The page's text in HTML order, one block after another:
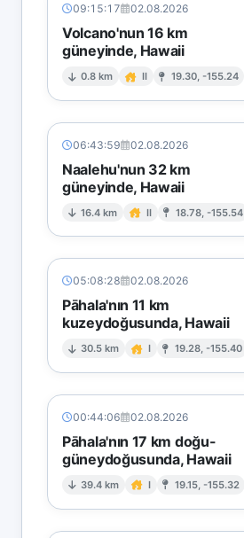
09:15:17 02.08.2026
Volcano'nun 16 km
güneyinde, Hawaii
0.8 km II 19.30, -155.24
06:43:59 02.08.2026
Naalehu'nun 32 km
güneyinde, Hawaii
16.4 km II 18.78, -155.54
05:08:28 02.08.2026
Pāhala'nın 11 km
kuzeydoğusunda, Hawaii
30.5 km I 19.28, -155.40
00:44:06 02.08.2026
Pāhala'nın 17 km doğu-
güneydoğusunda, Hawaii
39.4 km I 19.15, -155.32